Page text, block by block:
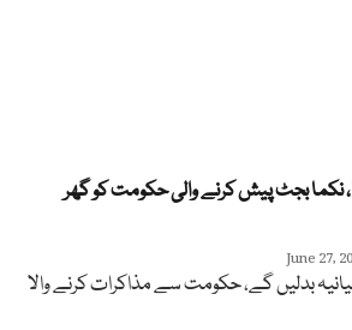
لاکھ 68 ہزار آیا، نکما بجٹ پیش کرنے والی حکومت کو گھر
June 27,
بیانیہ بدلیں گے، حکومت سے مذاکرات کرنے والا